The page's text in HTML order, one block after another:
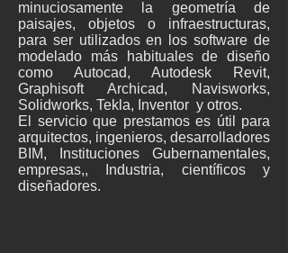
minuciosamente la geometría de
paisajes, objetos o infraestructuras,
para ser utilizados en lossoftware de
modelado más habituales de diseño
como Autocad, Autodesk Revit,
Graphisoft Archicad, Navisworks,
Solidworks, Tekla, Inventor y otros.
El servicio que prestamos es útil para
arquitectos, ingenieros, desarrolladores
BIM, Instituciones Gubernamentales,
empresas,, Industria, científicos y
diseñadores.